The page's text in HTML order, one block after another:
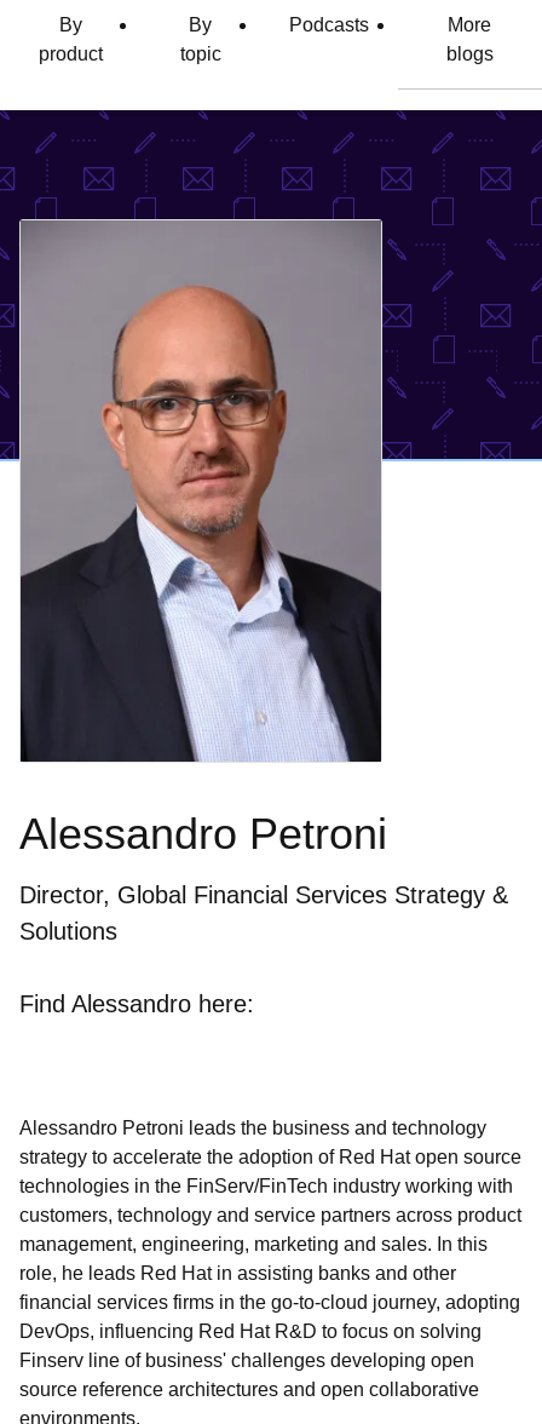
langueBy
product
By
topic
Podcasts
More
blogs
Alessandro Petroni
Director, Global Financial Services Strategy &
Solutions
Find Alessandro here:
Alessandro Petroni leads the business and technology
strategy to accelerate the adoption of Red Hat open source
technologies in the FinServ/FinTech industry working with
customers, technology and service partners across product
management, engineering, marketing and sales. In this
role, he leads Red Hat in assisting banks and other
financial services firms in the go-to-cloud journey, adopting
DevOps, influencing Red Hat R&D to focus on solving
Finserv line of business' challenges developing open
source reference architectures and open collaborative
environments.